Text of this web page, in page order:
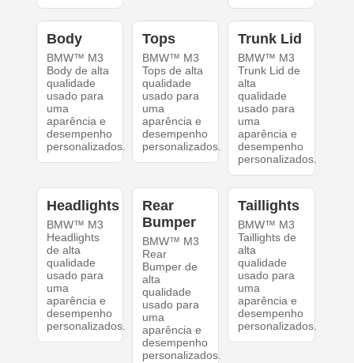
Body
BMW™ M3
Body de alta
qualidade
usado para
uma
aparência e
desempenho
personalizados.
Tops
BMW™ M3
Tops de alta
qualidade
usado para
uma
aparência e
desempenho
personalizados.
Trunk Lid
BMW™ M3
Trunk Lid de
alta
qualidade
usado para
uma
aparência e
desempenho
personalizados.
Headlights
BMW™ M3
Headlights
de alta
qualidade
usado para
uma
aparência e
desempenho
personalizados.
Rear
Bumper
BMW™ M3
Rear
Bumper de
alta
qualidade
usado para
uma
aparência e
desempenho
personalizados.
Taillights
BMW™ M3
Taillights de
alta
qualidade
usado para
uma
aparência e
desempenho
personalizados.